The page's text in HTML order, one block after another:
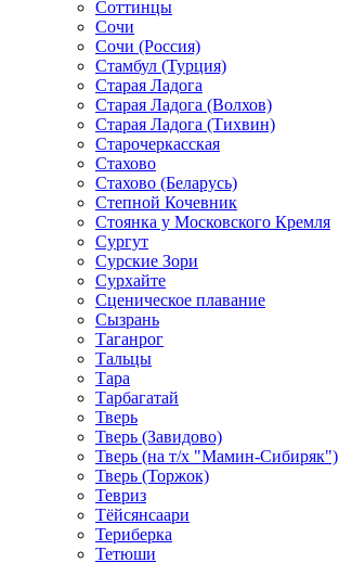
Соттинцы
Сочи
Сочи (Россия)
Стамбул (Турция)
Старая Ладога
Старая Ладога (Волхов)
Старая Ладога (Тихвин)
Старочеркасская
Стахово
Стахово (Беларусь)
Степной Кочевник
Стоянка у Московского Кремля
Сургут
Сурские Зори
Сурхайте
Сценическое плавание
Сызрань
Таганрог
Тальцы
Тара
Тарбагатай
Тверь
Тверь (Завидово)
Тверь (на т/х "Мамин-Сибиряк")
Тверь (Торжок)
Тевриз
Тёйсянсаари
Териберка
Тетюши